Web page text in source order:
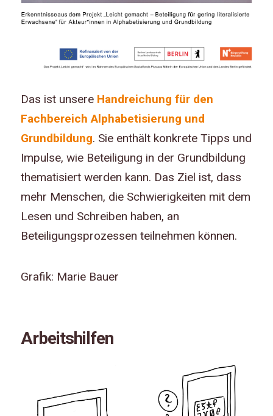
Das ist unsere Handreichung für den
Fachbereich Alphabetisierung und
Grundbildung. Sie enthält konkrete Tipps und
Impulse, wie Beteiligung in der Grundbildung
thematisiert werden kann. Das Ziel ist, dass
mehr Menschen, die Schwierigkeiten mit dem
Lesen und Schreiben haben, an
Beteiligungsprozessen teilnehmen können.
Grafik: Marie Bauer
Arbeitshilfen